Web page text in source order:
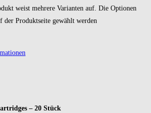
weist mehrere Varianten auf. Die Optionen
der Produktseite gewählt werden
– 20 Stück